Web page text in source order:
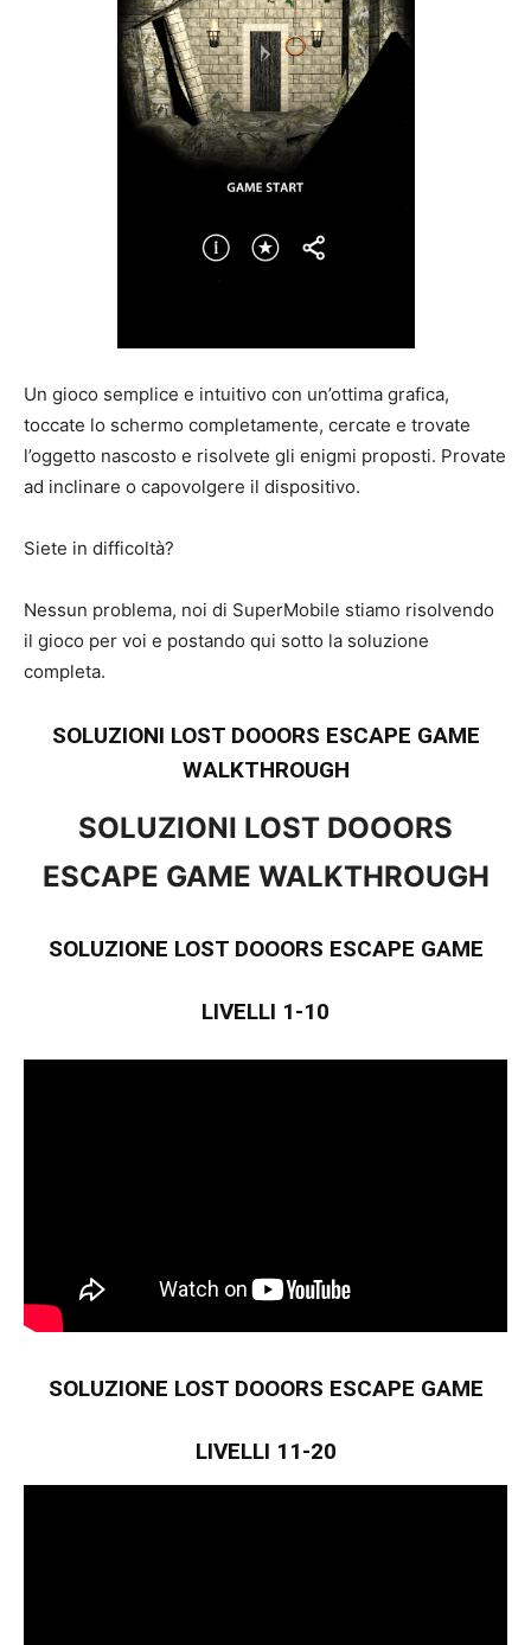
Un gioco semplice e intuitivo con un’ottima grafica,
toccate lo schermo completamente, cercate e trovate
l’oggetto nascosto e risolvete gli enigmi proposti. Provate
ad inclinare o capovolgere il dispositivo.
Siete in difficoltà?
Nessun problema, noi di SuperMobile stiamo risolvendo
il gioco per voi e postando qui sotto la soluzione
completa.
SOLUZIONI LOST DOOORS ESCAPE GAME
WALKTHROUGH
SOLUZIONI LOST DOOORS
ESCAPE GAME WALKTHROUGH
SOLUZIONE LOST DOOORS ESCAPE GAME
LIVELLI 1-10
SOLUZIONE LOST DOOORS ESCAPE GAME
LIVELLI 11-20